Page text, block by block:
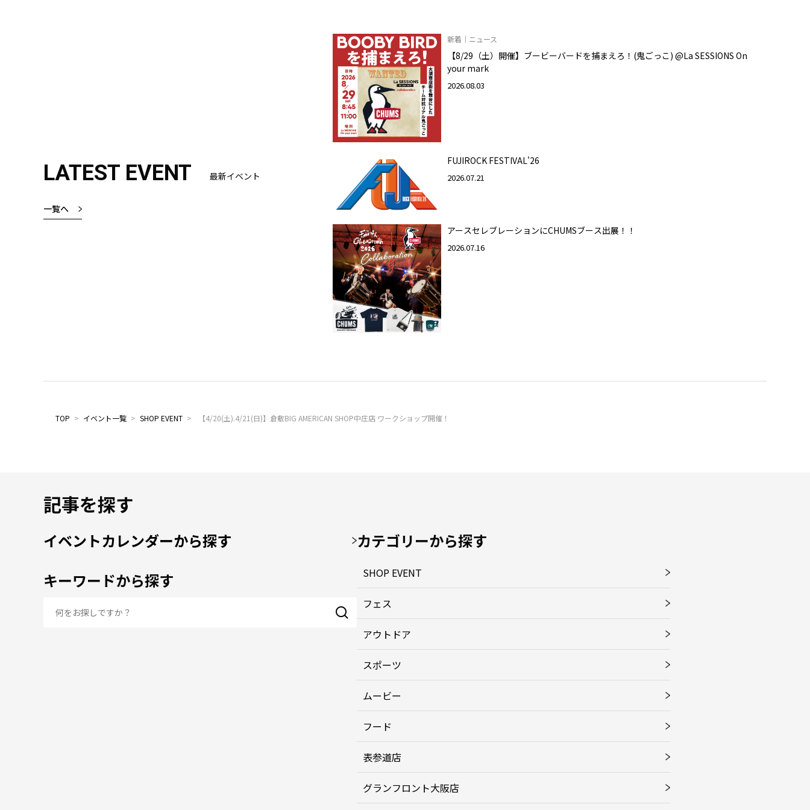
LATEST EVENT 最新イベント
一覧へ
新着｜ニュース
【8/29（土）開催】ブービーバードを捕まえろ！(鬼ごっこ) @La SESSIONS On
your mark
2026.08.03
FUJIROCK FESTIVAL'26
2026.07.21
アースセレブレーションにCHUMSブース出展！！
2026.07.16
TOP > イベント一覧 > SHOP EVENT > 【4/20(土).4/21(日)】倉敷BIG AMERICAN SHOP中庄店 ワークショップ開催！
記事を探す
イベントカレンダーから探す
キーワードから探す
カテゴリーから探す
SHOP EVENT
フェス
アウトドア
スポーツ
ムービー
フード
表参道店
グランフロント大阪店